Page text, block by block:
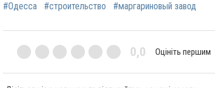
#Одесса #строительство #маргариновый завод
0,0 Оцініть першим